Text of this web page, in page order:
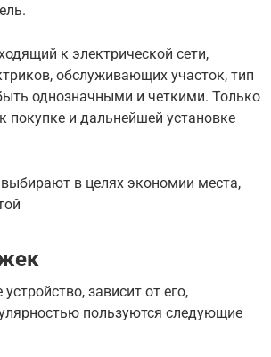
к электрической сети,
обслуживающих участок, тип
однозначными и четкими. Только
покупке и дальнейшей установке
в целях экономии места,
зависит от его,
пользуются следующие